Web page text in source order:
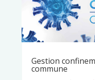
Gestion
commune